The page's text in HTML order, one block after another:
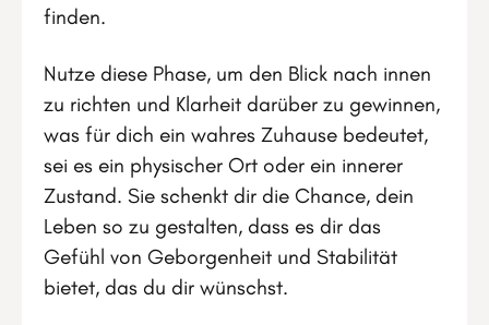
finden.
Nutze diese Phase, um den Blick nach innen
zu richten und Klarheit darüber zu gewinnen,
was für dich ein wahres Zuhause bedeutet,
sei es ein physischer Ort oder ein innerer
Zustand. Sie schenkt dir die Chance, dein
Leben so zu gestalten, dass es dir das
Gefühl von Geborgenheit und Stabilität
bietet, das du dir wünschst.